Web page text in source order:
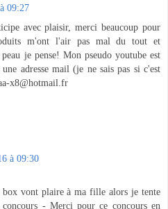
09:27
avec plaisir, merci beaucoup pour
m'ont l'air pas mal du tout et
je pense! Mon pseudo youtube est
adresse mail (je ne sais pas si c'est
x8@hotmail.fr
à 09:30
box vont plaire à ma fille alors je tente
- Merci pour ce concours en